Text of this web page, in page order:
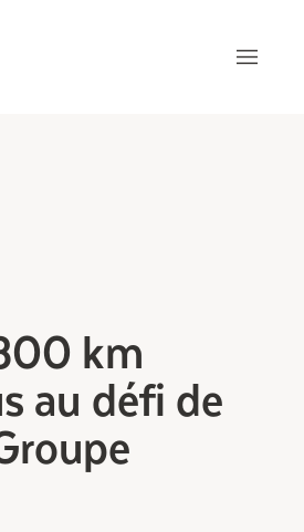
dans la
l’innovation
en résidence
km
au défi de